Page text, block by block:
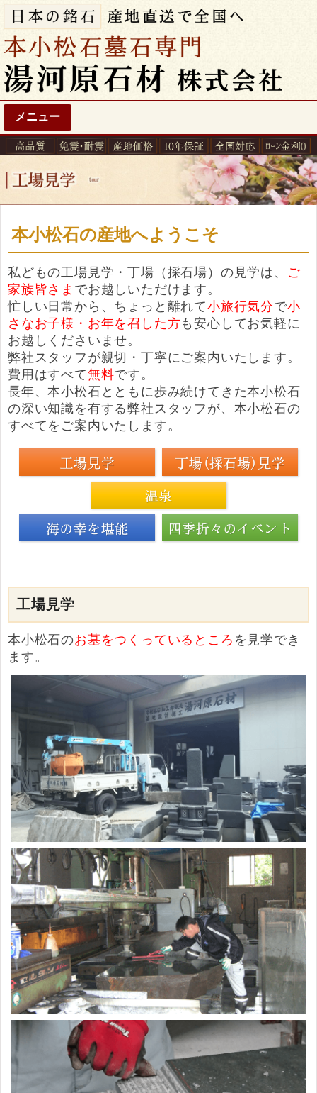
メニュー
本小松石の産地へようこそ
私どもの工場見学・丁場（採石場）の見学は、
ご
家族皆さま でお越しいただけます。
忙しい日常から、ちょっと離れて小旅行気分で小
さなお子様・お年を召した方も安心してお気軽に
お越しくださいませ。
弊社スタッフが親切・丁寧にご案内いたします。
費用はすべて無料です。
長年、本小松石とともに歩み続けてきた本小松石
の深い知識を有する弊社スタッフが、本小松石の
すべてをご案内いたします。
工場見学
本小松石のお墓をつくっているところ を見学でき
ます。